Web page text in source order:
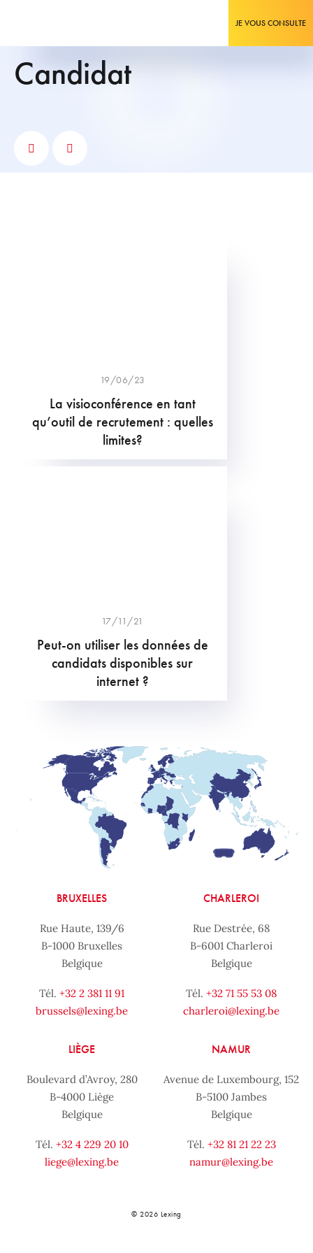
JE VOUS CONSULTE
candidat
19/06/23
La visioconférence en tant
qu’outil de recrutement : quelles
limites?
17/11/21
Peut-on utiliser les données de
candidats disponibles sur
internet ?
BRUXELLES
Rue Haute, 139/6
B-1000 Bruxelles
Belgique
Tél. +32 2 381 11 91
brussels@lexing.be
CHARLEROI
Rue Destrée, 68
B-6001 Charleroi
Belgique
Tél. +32 71 55 53 08
charleroi@lexing.be
LIÈGE
Boulevard d’Avroy, 280
B-4000 Liège
Belgique
Tél. +32 4 229 20 10
liege@lexing.be
NAMUR
Avenue de Luxembourg, 152
B-5100 Jambes
Belgique
Tél. +32 81 21 22 23
namur@lexing.be
© 2026 Lexing